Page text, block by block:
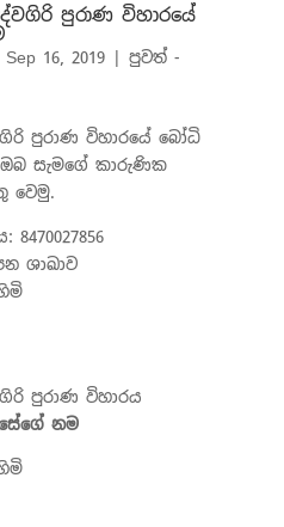
පුරාණ විහාරයේ
Sep 16, 2019| පුවත් -
පුරාණ විහාරයේ බෝධි
ඔබ සැමගේ කාරුණික
වෙමු.
ශාඛාව
පුරාණ විහාරය
නම